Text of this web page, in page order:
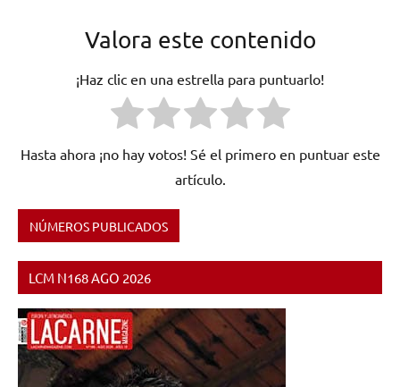
Valora este contenido
¡Haz clic en una estrella para puntuarlo!
Hasta ahora ¡no hay votos! Sé el primero en puntuar este
artículo.
Etiquetado
Aesthetic
Perfection,
DURO,
El
Clan
NÚMEROS PUBLICADOS
LCM N168 AGO 2026